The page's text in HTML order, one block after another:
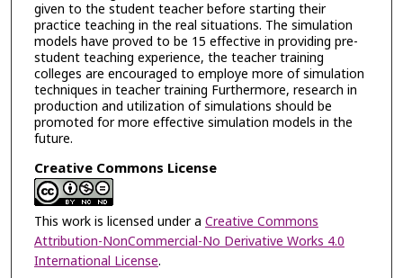
given to the student teacher before starting their
practice teaching in the real situations. The simulation
models have proved to be 15 effective in providing pre-
student teaching experience, the teacher training
colleges are encouraged to employe more of simulation
techniques in teacher training Furthermore, research in
production and utilization of simulations should be
promoted for more effective simulation models in the
future.
Creative Commons License
This work is licensed under a Creative Commons
Attribution-NonCommercial-No Derivative Works 4.0
International License.